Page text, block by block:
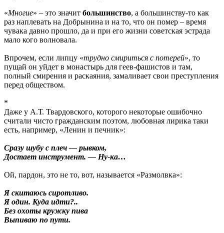
«Многие» – это значит большинство, а большинству-то как
раз наплевать на Добрынина и на то, что он помер – время
чувака давно прошло, да и при его жизни советская эстрада
мало кого волновала.
Впрочем, если липцу «трудно смириться с потерей», то
пущай он уйдет в монастырь для геев-фашистов и там,
полный смирения и раскаяния, замаливает свои преступления
перед обществом.
*
Даже у А.Т. Твардовского, которого некоторые ошибочно
считали чисто гражданским поэтом, любовная лирика таки
есть, например, «Ленин и печник»:
Сразу шубу с плеч — рывком,
Достает инструмент. — Ну-ка…
Ой, пардон, это не то, вот, называется «Размолвка»:
Я скитаюсь сиротливо.
Я один. Куда идти?..
Без охоты кружку пива
Выпиваю по пути.